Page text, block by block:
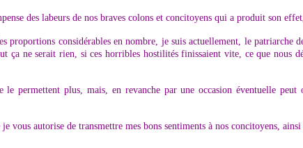
des labeurs de nos braves colons et concitoyens qui a produit son
considérables en nombre, je suis actuellement, le
ne serait rien, si ces horribles hostilités finissaient vite, ce que nous
permettent plus, mais, en revanche par une occasion éventuelle peut
autorise de transmettre mes bons sentiments à nos concitoyens,